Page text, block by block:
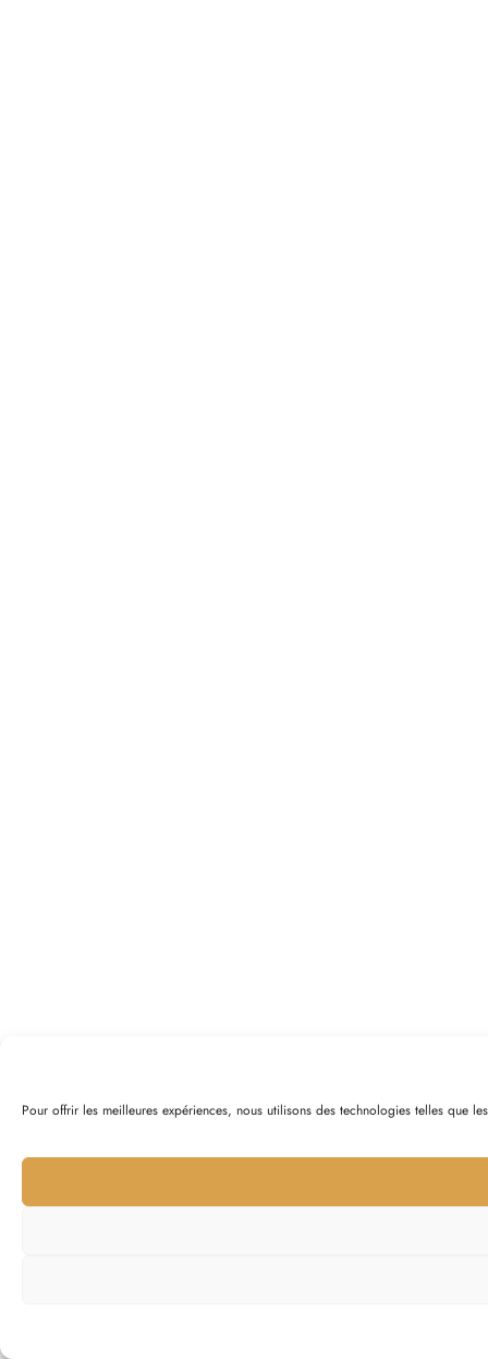
Pour offrir les meilleures expériences, nous utilisons des technologies telles que